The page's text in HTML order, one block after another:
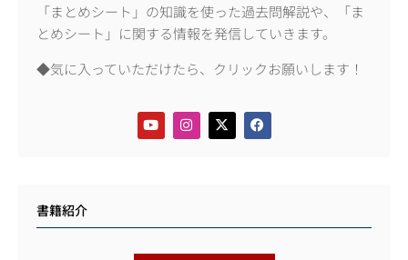
「まとめシート」の知識を使った過去問解説や、「ま
とめシート」に関する情報を発信していきます。
◆気に入っていただけたら、クリックお願いします！
書籍紹介